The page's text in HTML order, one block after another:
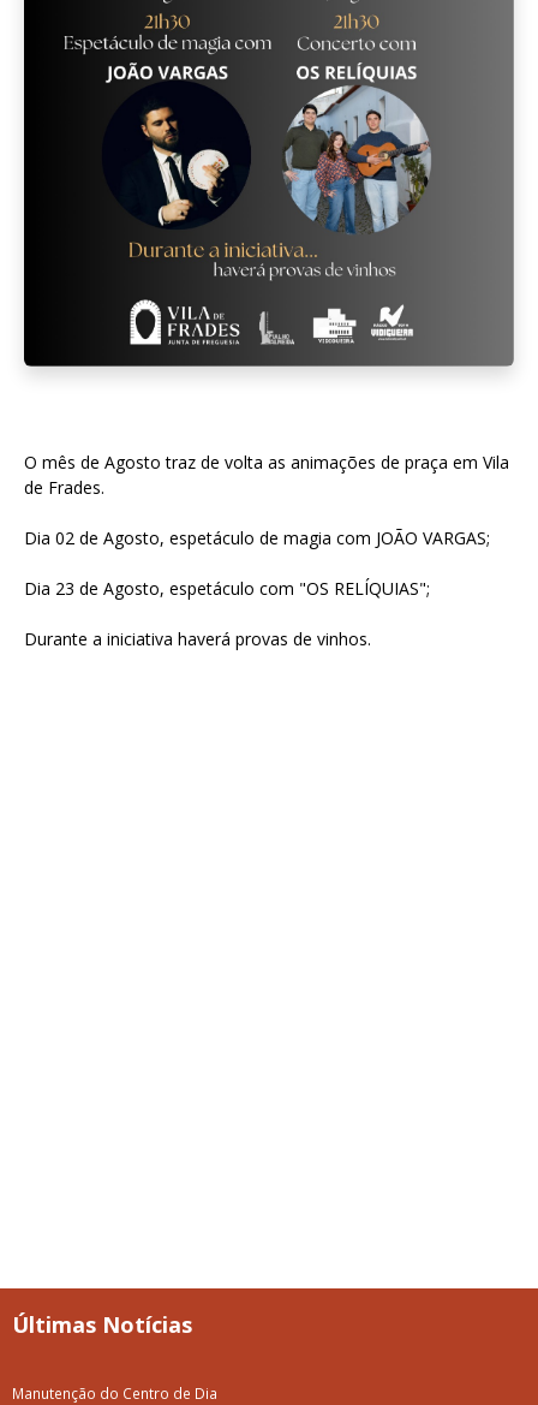
O mês de Agosto traz de volta as animações de praça em Vila
de Frades.
Dia 02 de Agosto, espetáculo de magia com JOÃO VARGAS;
Dia 23 de Agosto, espetáculo com "OS RELÍQUIAS";
Durante a iniciativa haverá provas de vinhos.
Últimas Notícias
Manutenção do Centro de Dia